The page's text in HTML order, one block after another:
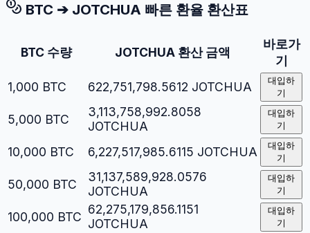
BTC ➔ JOTCHUA 빠른 환율 환산표
BTC 수량 JOTCHUA 환산 금액
바로가
기
1,000 BTC 622,751,798.5612 JOTCHUA
대입하
기
5,000 BTC
3,113,758,992.8058
JOTCHUA
대입하
기
10,000 BTC 6,227,517,985.6115 JOTCHUA
대입하
기
50,000 BTC
31,137,589,928.0576
JOTCHUA
대입하
기
100,000 BTC
62,275,179,856.1151
JOTCHUA
대입하
기